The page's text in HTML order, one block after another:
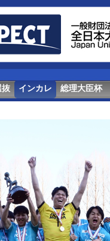
抜 インカレ 総理大臣杯